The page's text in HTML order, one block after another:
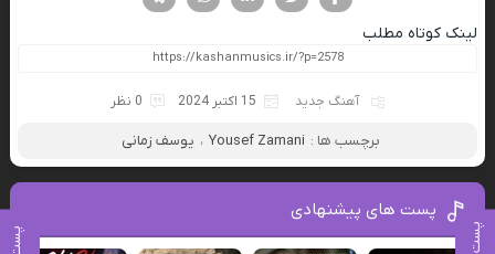
لینک کوتاه مطلب
آهنگ جدید 15 اکتبر 2024 0 نظر
برچسب ها : Yousef Zamani ، یوسف زمانی
پست های پیشنهادی